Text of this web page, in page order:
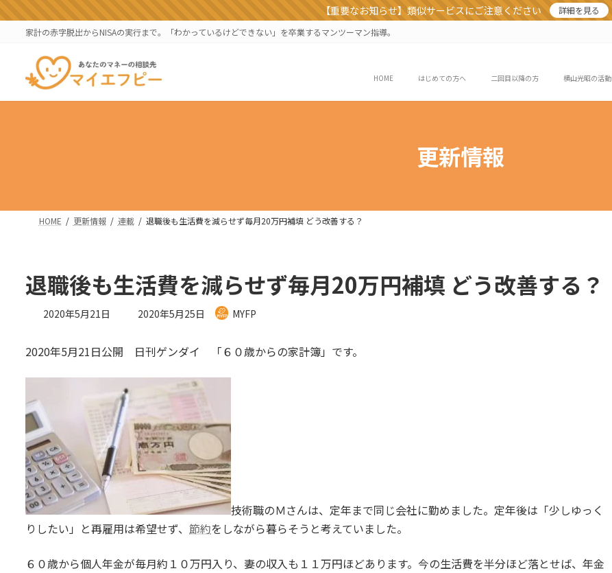
ン
ス
ビ
ン
【重要なお知らせ】類似サービスにご注意ください
詳細を見る
家計の赤字脱出からNISAの実行まで。「わかっているけどできない」を卒業するマンツーマン指導。
HOME はじめての方へ 二回目以降の方 横山光昭の活動
更新情報
HOME 更新情報 連載 退職後も生活費を減らせず毎月20万円補填 どう改善する？
退職後も生活費を減らせず毎月20万円補填 どう改善する？
2020年5月21日
最
新
時
2020年5月25日 MYFP
2020年5月21日公開 日刊ゲンダイ 「６０歳からの家計簿」です。
技術職のＭさんは、定年まで同じ会社に勤めました。定年後は「少しゆっく
りしたい」と再雇用は希望せず、 節約をしながら暮らそうと考えていました。
６０歳から個人年金が毎月約１０万円入り、妻の収入も１１万円ほどあります。今の生活費を半分ほど落とせば、年金